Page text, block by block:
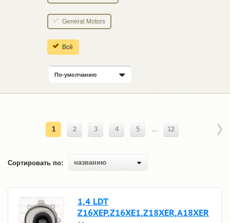
General Motors
Всё
По-умолчанию
1 2 3 4 5 ... 12
Сортировать по: названию
1,4 LDT
Z16XEP,Z16XE1,Z18XER,A18XER